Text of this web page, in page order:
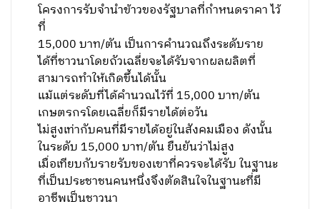
โครงการรับจำนำข้าวของรัฐบาลที่กำหนดราคา ไว้
ที่
15,000 บาท/ตัน เป็นการคำนวณถึงระดับราย
ได้ที่ชาวนาโดยถัวเฉลี่ยจะได้รับจากผลผลิตที่
สามารถทำให้เกิดขึ้นได้นั้น
แม้แต่ระดับที่ได้คำนวณไว้ที่ 15,000 บาท/ตัน
เกษตรกรโดยเฉลี่ยก็มีรายได้ต่อวัน
ไม่สูงเท่ากับคนที่มีรายได้อยู่ในสังคมเมือง ดังนั้น
ในระดับ 15,000 บาท/ตันยืนยันว่าไม่สูง
เมื่อเทียบกับรายรับของเขาที่ควรจะได้รับ ในฐานะ
ที่เป็นประชาชนคนหนึ่งจึงตัดสินใจในฐานะที่มี
อาชีพเป็นชาวนา